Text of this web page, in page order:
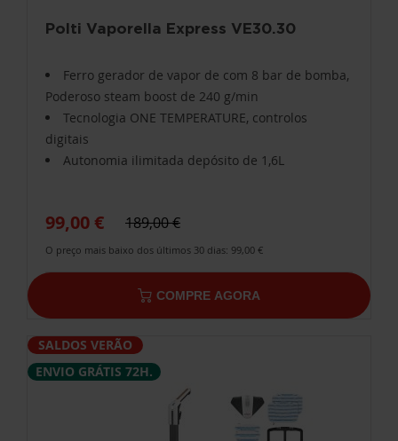
Polti Vaporella Express VE30.30
Ferro gerador de vapor de com 8 bar de bomba,
Poderoso steam boost de 240 g/min
Tecnologia ONE TEMPERATURE, controlos
digitais
Autonomia ilimitada depósito de 1,6L
99,00 € 189,00 €
O preço mais baixo dos últimos 30 dias: 99,00 €
COMPRE AGORA
SALDOS VERÃO
ENVIO GRÁTIS 72H.